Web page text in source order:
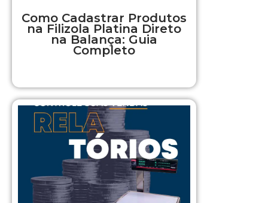
Como Cadastrar Produtos
na Filizola Platina Direto
na Balança: Guia
Completo